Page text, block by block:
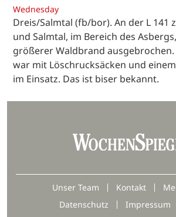
Wednesday
Dreis/Salmtal (fb/bor). An der L 141
und Salmtal, im Bereich des
größerer Waldbrand
war mit Löschrucksäcken und
im Einsatz. Das ist biser bekannt.
Unser Team Kontakt
Datenschutz
Impressum